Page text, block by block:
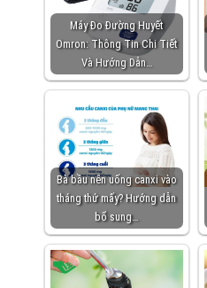
Máy Đo Đường Huyết
Omron: Thông Tin Chi Tiết
Và Hướng Dẫn…
Bà bầu nên uống canxi vào
tháng thứ mấy? Hướng dẫn
bổ sung…